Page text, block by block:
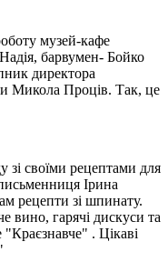
музей-кафе
барвумен- Бойко
директора
Микола Проців. Так, це
зі своїми рецептами для
Ірина
рецепти зі шпинату.
вино, гарячі дискуси та
. Цікаві